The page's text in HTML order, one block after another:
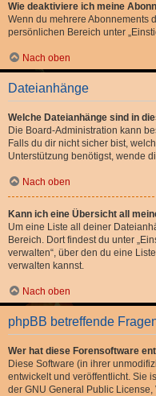
Wie deaktiviere ich meine
Wenn du mehrere Abonnements
persönlichen Bereich unter
Nach oben
Dateianhänge
Welche Dateianhänge sind in
Die Board-Administration kann
Falls du dir nicht sicher bist,
Unterstützung benötigst, wende
Nach oben
Kann ich eine Übersicht all
Um eine Liste all deiner
Bereich. Dort findest du unter
verwalten“, über den du eine
verwalten kannst.
Nach oben
phpBB betreffende
Wer hat diese Forensoftware
Diese Software (in ihrer
entwickelt und veröffentlicht. Sie
der GNU General Public